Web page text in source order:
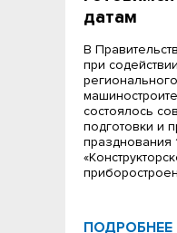
датам
В
при
состоялось
подготовки и
празднования
ПОДРОБНЕЕ